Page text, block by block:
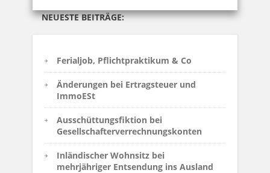
NEUESTE BEITRÄGE:
Ferialjob, Pflichtpraktikum & Co
Änderungen bei Ertragsteuer und
ImmoESt
Ausschüttungsfiktion bei
Gesellschafterverrechnungskonten
Inländischer Wohnsitz bei
mehrjähriger Entsendung ins Ausland